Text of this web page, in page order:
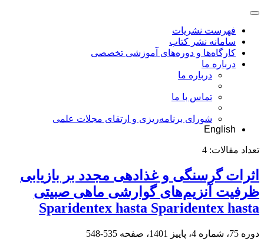
فهرست نشریات
سامانه نشر کتاب
کارگاه‌ها و دوره‌های آموزشی تخصصی
درباره ما
درباره ما
تماس با ما
شورای برنامه‌ریزی و ارتقای مجلات علمی
English
تعداد مقالات: 4
اثرات گرسنگی و غذادهی مجدد بر بازیابی
ظرفیت آنزیم‌های گوارشی ماهی صبیتی
Sparidentex hasta Sparidentex hasta
دوره 75، شماره 4، پاییز 1401، صفحه 535-548